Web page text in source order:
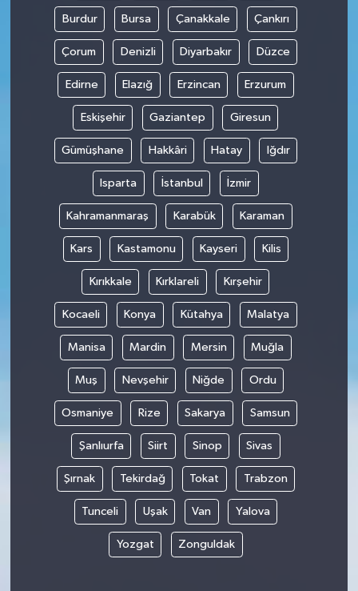
Burdur Bursa Çanakkale Çankırı
Çorum Denizli Diyarbakır Düzce
Edirne Elazığ Erzincan Erzurum
Eskişehir Gaziantep Giresun
Gümüşhane Hakkâri Hatay Iğdır
Isparta İstanbul İzmir
Kahramanmaraş Karabük Karaman
Kars Kastamonu Kayseri Kilis
Kırıkkale Kırklareli Kırşehir
Kocaeli Konya Kütahya Malatya
Manisa Mardin Mersin Muğla
Muş Nevşehir Niğde Ordu
Osmaniye Rize Sakarya Samsun
Şanlıurfa Siirt Sinop Sivas
Şırnak Tekirdağ Tokat Trabzon
Tunceli Uşak Van Yalova
Yozgat Zonguldak